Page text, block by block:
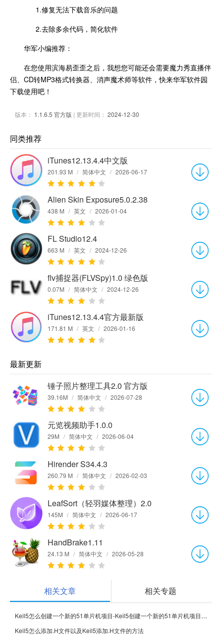
1.修复无法下载音乐的问题
2.去除多余代码，简化软件
华军小编推荐：
在您使用滨海易歪歪之后，我想您可能还会需要魔力秀直播伴
侣、CD转MP3格式转换器、消声魔术师等软件，快来华军软件园
下载使用吧！
版本： 1.1.6.5 官方版 | 更新时间： 2024-12-30
同类推荐
iTunes12.13.4.4中文版
201.93 M / 简体中文 / 2026-06-17
Alien Skin Exposure5.0.2.38
438 M / 英文 / 2026-01-04
FL Studio12.4
663 M / 英文 / 2024-12-26
flv捕捉器(FLVSpy)1.0 绿色版
0.07M / 简体中文 / 2024-12-26
iTunes12.13.4.4官方最新版
171.81 M / 英文 / 2026-01-16
最新更新
锤子照片整理工具2.0 官方版
39.16M / 简体中文 / 2026-07-28
元览视频助手1.0.0
29M / 简体中文 / 2026-06-04
Hirender S34.4.3
260.79 M / 简体中文 / 2026-02-03
LeafSort（轻羽媒体整理）2.0
145M / 简体中文 / 2026-06-17
HandBrake1.11
24.13 M / 简体中文 / 2026-05-28
相关文章 相关专题
Keil5怎么创建一个新的51单片机项目-Keil5创建一个新的51单片机项目的方法
Keil5怎么添加.H文件以及Keil5添加.H文件的方法